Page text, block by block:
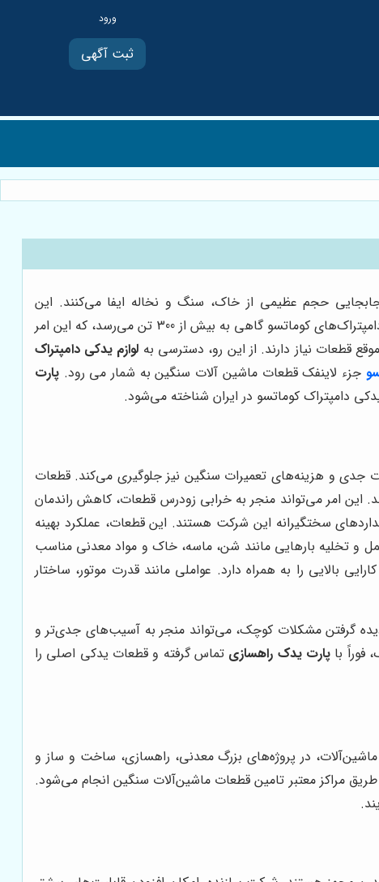
ثبت آگهی
حجم عظیمی از خاک، سنگ و نخاله ایفا می‌کنند. این
ماشین‌آلات سنگین، با طراحی خاص و مهندسی دقیق، برای تحمل شرایط سخت و طاقت‌فرسا ساخته شده‌اند. ظرفیت حمل بار در دامپتراک‌های کوماتسو گاهی به بیش از 300 تن می‌رسد، که این امر
قطعات نیاز دارند. از این رو، دسترسی به لوازم یدکی دامپتراک
جزء لاینفک قطعات ماشین آلات سنگین به شمار می رود.پارت
دامپتراک کوماتسو در ایران شناخته می‌شود.
جدی و هزینه‌های تعمیرات سنگین نیز جلوگیری می‌کند. قطعات
این امر می‌تواند منجر به خرابی زودرس قطعات، کاهش راندمان
سختگیرانه این شرکت هستند. این قطعات، عملکرد بهینه
و تخلیه بارهایی مانند شن، ماسه، خاک و مواد معدنی مناسب
بالایی را به همراه دارد. عواملی مانند قدرت موتور، ساختار
گرفتن مشکلات کوچک، می‌تواند منجر به آسیب‌های جدی‌تر و
با پارت یدک راهسازی تماس گرفته و قطعات یدکی اصلی را
در پروژه‌های بزرگ معدنی، راهسازی، ساخت و ساز و
طریق مراکز معتبر تامین قطعات ماشین‌آلات سنگین انجام می‌شود.